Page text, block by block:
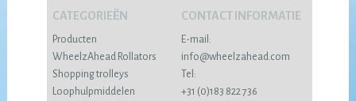
CATEGORIEËN
Producten
WheelzAhead Rollators
Shopping trolleys
Loophulpmiddelen
CONTACT INFORMATIE
E-mail:
info@wheelzahead.com
Tel:
+31 (0)183 822 736